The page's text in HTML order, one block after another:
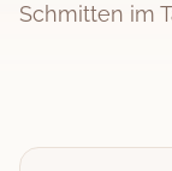
Schmitten im